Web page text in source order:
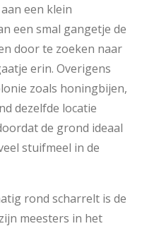
een klein
een smal gangetje de
door te zoeken naar
erin. Overigens
zoals honingbijen,
dezelfde locatie
de grond ideaal
stuifmeel in de
rond scharrelt is de
meesters in het